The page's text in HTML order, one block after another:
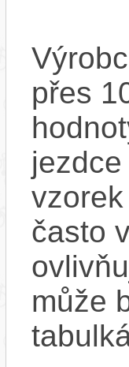
přes
často
může